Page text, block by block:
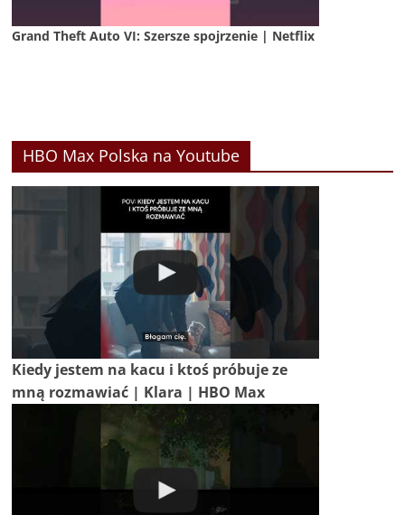
Grand Theft Auto VI: Szersze spojrzenie | Netflix
HBO Max Polska na Youtube
Kiedy jestem na kacu i ktoś próbuje ze
mną rozmawiać | Klara | HBO Max